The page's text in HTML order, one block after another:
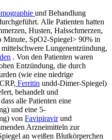
und Behandlung
Alle Patienten hatten
Husten, Halsschmerzen,
Minute, SpO2-Spiegel> 90% in
Lungenentzündung,
. Von den Patienten waren
Entzündung, die durch
(wie eine niedrige
Ferritin undd-Dimer-Spiegel)
behandelt und
alle Patienten eine
und eine 5-
von Favipiravirund
Arzneimitteln zur
an weißen Blutkörperchen